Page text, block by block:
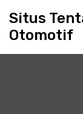
Situs
Otomotif